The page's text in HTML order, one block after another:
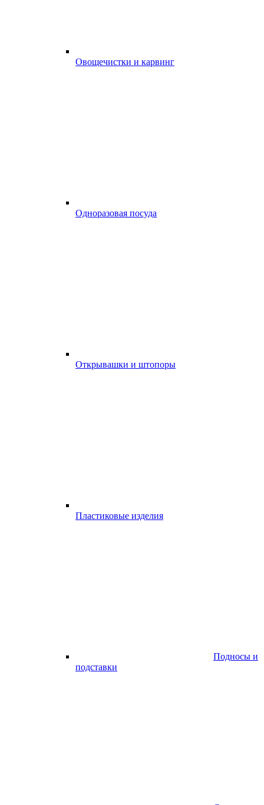
Овощечистки и карвинг
Одноразовая посуда
Открывашки и штопоры
Пластиковые изделия
Подносы и
подставки